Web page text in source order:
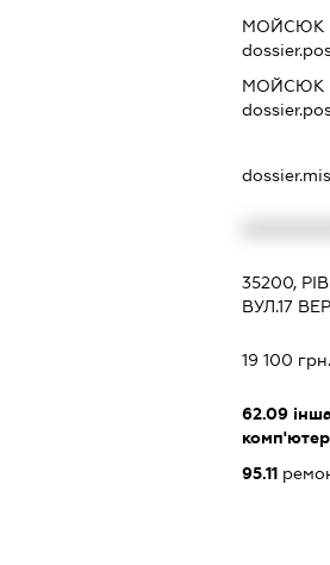
МОЙСЮК
МОЙСЮК
35200,
ВУЛ.17
19 100 грн.
62.09інша
95.11